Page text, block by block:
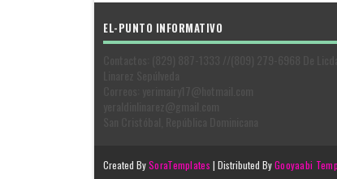
EL-PUNTO INFORMATIVO
Created BySoraTemplates | Distributed ByGooyaabi